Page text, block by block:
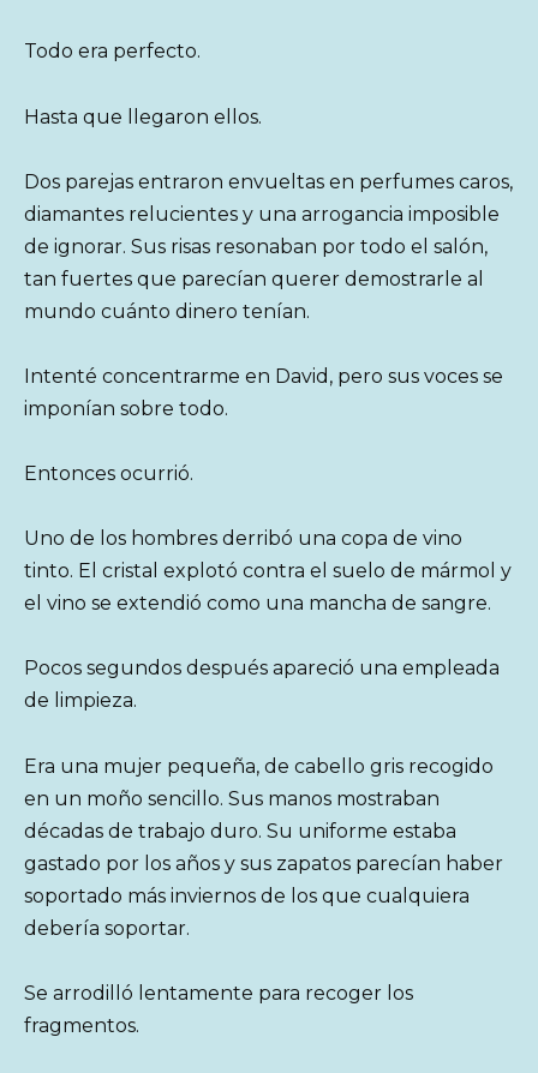
Todo era perfecto.
Hasta que llegaron ellos.
Dos parejas entraron envueltas en perfumes caros,
diamantes relucientes y una arrogancia imposible
de ignorar. Sus risas resonaban por todo el salón,
tan fuertes que parecían querer demostrarle al
mundo cuánto dinero tenían.
Intenté concentrarme en David, pero sus voces se
imponían sobre todo.
Entonces ocurrió.
Uno de los hombres derribó una copa de vino
tinto. El cristal explotó contra el suelo de mármol y
el vino se extendió como una mancha de sangre.
Pocos segundos después apareció una empleada
de limpieza.
Era una mujer pequeña, de cabello gris recogido
en un moño sencillo. Sus manos mostraban
décadas de trabajo duro. Su uniforme estaba
gastado por los años y sus zapatos parecían haber
soportado más inviernos de los que cualquiera
debería soportar.
Se arrodilló lentamente para recoger los
fragmentos.